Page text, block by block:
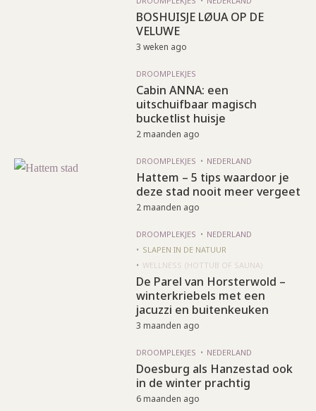
BOSHUISJE LØUA OP DE
VELUWE
3 weken ago
DROOMPLEKJES
Cabin ANNA: een
uitschuifbaar magisch
bucketlist huisje
2 maanden ago
DROOMPLEKJES NEDERLAND
Hattem – 5 tips waardoor je
deze stad nooit meer vergeet
2 maanden ago
DROOMPLEKJES
NEDERLAND
SLAPEN IN DE NATUUR
WELLNESS (HOTTUB OF SAUNA)
De Parel van Horsterwold –
winterkriebels met een
jacuzzi en buitenkeuken
3 maanden ago
DROOMPLEKJES NEDERLAND
Doesburg als Hanzestad ook
in de winter prachtig
6 maanden ago